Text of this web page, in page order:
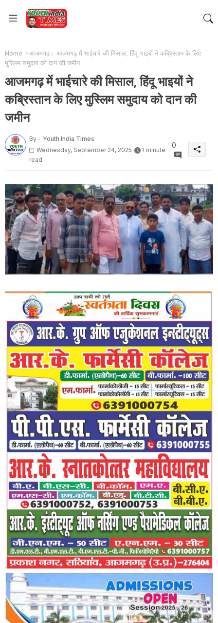
Home आजमगढ़
आजमगढ़ में भाईचारे की मिसाल, हिंदू भाइयों ने कब्रिस्तान के लिए
मुस्लिम समुदाय को दान की जमीन
आजमगढ़ में भाईचारे की मिसाल, हिंदू भाइयों ने
कब्रिस्तान के लिए मुस्लिम समुदाय को दान की
जमीन
By - Youth India Times
Wednesday, September 24, 2025
1 minute
read
0